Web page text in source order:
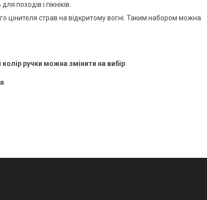
походів і пікніків.
цінителя страв на відкритому вогні. Таким набором можна
ручки можна змінити на вибір